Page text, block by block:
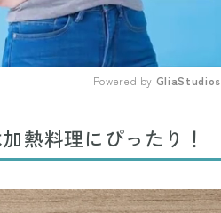
Mute
Powered by GliaStudios
熱料理にぴったり！